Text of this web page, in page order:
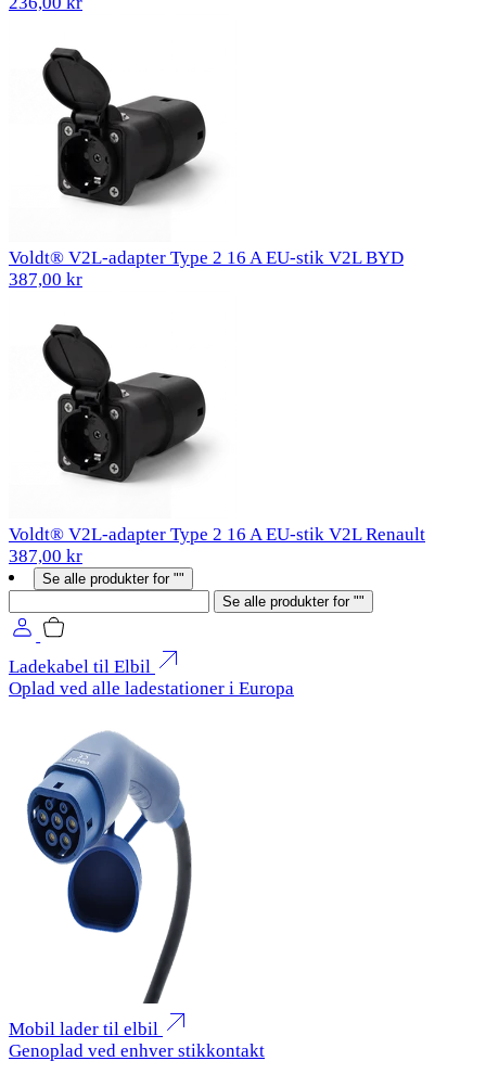
Voldt® V2L-adapter Type 2 16 A EU-stik V2L BYD
387,00 kr
Voldt® V2L-adapter Type 2 16 A EU-stik V2L Renault
387,00 kr
Se alle produkter for ""
Se alle produkter for ""
Ladekabel til Elbil
Oplad ved alle ladestationer i Europa
Mobil lader til elbil
Genoplad ved enhver stikkontakt